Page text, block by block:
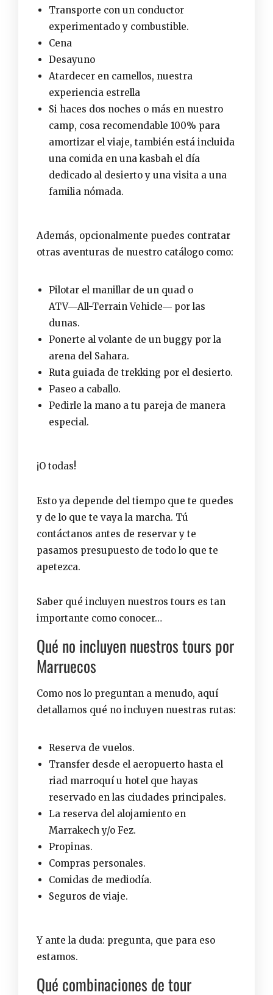
Transporte con un conductor
experimentado y combustible.
Cena
Desayuno
Atardecer en camellos, nuestra
experiencia estrella
Si haces dos noches o más en nuestro
camp, cosa recomendable 100% para
amortizar el viaje, también está incluida
una comida en una kasbah el día
dedicado al desierto y una visita a una
familia nómada.
Además, opcionalmente puedes contratar
otras aventuras de nuestro catálogo como:
Pilotar el manillar de un quad o
ATV―All-Terrain Vehicle― por las
dunas.
Ponerte al volante de un buggy por la
arena del Sahara.
Ruta guiada de trekking por el desierto.
Paseo a caballo.
Pedirle la mano a tu pareja de manera
especial.
¡O todas!
Esto ya depende del tiempo que te quedes
y de lo que te vaya la marcha. Tú
contáctanos antes de reservar y te
pasamos presupuesto de todo lo que te
apetezca.
Saber qué incluyen nuestros tours es tan
importante como conocer…
Qué no incluyen nuestros tours por
Marruecos
Como nos lo preguntan a menudo, aquí
detallamos qué no incluyen nuestras rutas:
Reserva de vuelos.
Transfer desde el aeropuerto hasta el
riad marroquí u hotel que hayas
reservado en las ciudades principales.
La reserva del alojamiento en
Marrakech y/o Fez.
Propinas.
Compras personales.
Comidas de mediodía.
Seguros de viaje.
Y ante la duda: pregunta, que para eso
estamos.
Qué combinaciones de tour